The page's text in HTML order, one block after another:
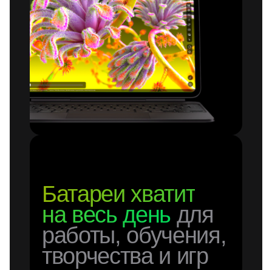
Батареи хватит
на весь день для
работы, обучения,
творчества и игр